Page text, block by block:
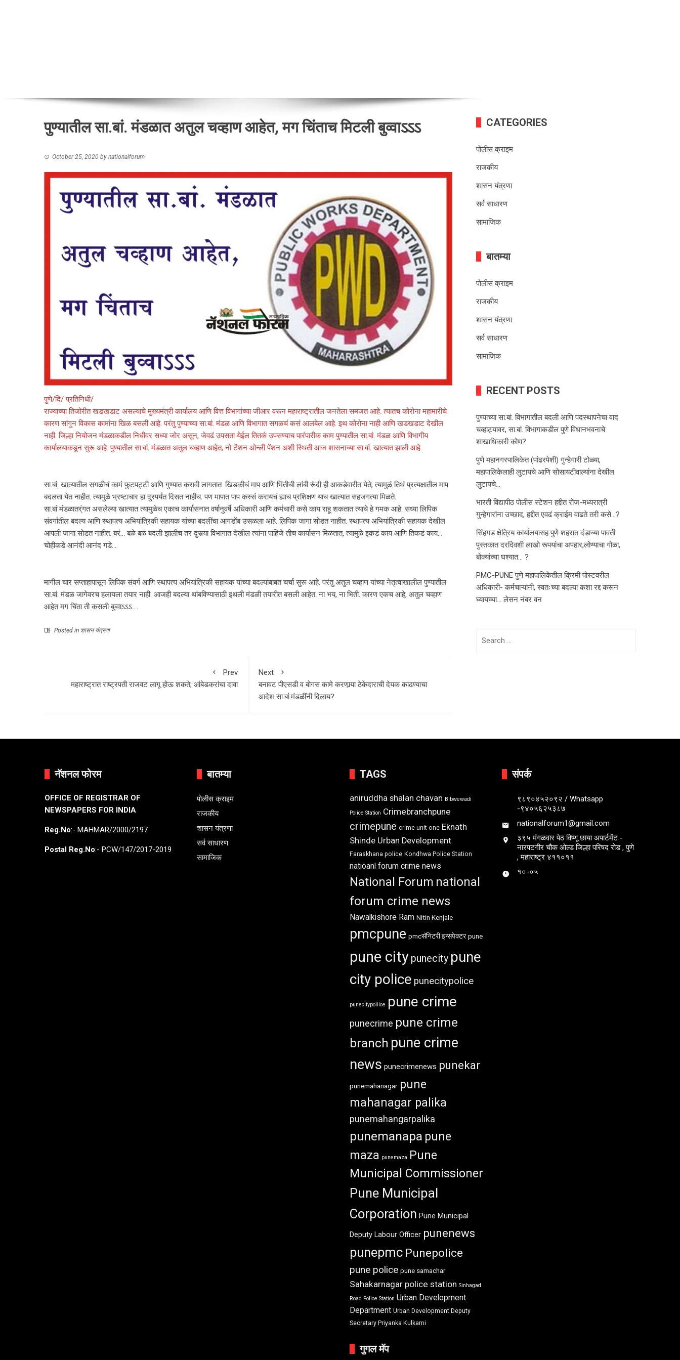
पुण्यातील सा.बां. मंडळात अतुल चव्हाण आहेत, मग चिंताच मिटली बुव्वाऽऽऽ
October 25, 2020 by nationalforum
पुणे/दि/ प्रतिनिधी/
राज्याच्या तिजोरीत खडखडाट असल्याचे मुख्यमंत्री कार्यालय आणि वित्त विभागांच्या जीआर वरून महाराष्ट्रातील जनतेला समजत आहे. त्यातच कोरोना महामारीचे
कारण सांगुन विकास कामांना खिळ बसली आहे. परंतु पुण्याच्या सा.बां. मंडळ आणि विभागात सगळचं कसं आलबेल आहे. इथ कोरोना नाही आणि खडखडाट देखील
नाही. जिल्हा नियोजन मंडळाकडील निधीवर सध्या जोर असून, जेवढं उपसता येईल तितकं उपसण्याच पारंपारीक काम पुण्यातील सा.बां. मंडळ आणि विभागीय
कार्यालयाकडून सुरू आहे. पुण्यातील सा.बां. मंडळात अतुल चव्हाण आहेत, नो टेंशन ओन्ली पेंशन अशी स्थिती आज शासनाच्या सा.बां. खात्यात झाली आहे.
सा.बां. खात्यातील सगळीचं कामं फुटपट्टी आणि गुण्यात करावी लागतात. खिडकीचं माप आणि भिंतीची लांबी रूंदी ही आकडेवारीत येते, त्यामुळं तिथं प्रत्यक्षातील माप
बदलता येत नाहीत. त्यामुळे भ्रष्टाचार हा दुरपर्यंत दिसत नाहीच. पण मापात पाप कस्सं करायचं ह्याच प्रशिक्षण याच खात्यात सहजगत्या मिळते.
सा.बां मंडळातर्ंगत असलेल्या खात्यात त्यामुळेच एकाच कार्यासनात वर्षानुवर्षे अधिकारी आणि कर्मचारी कसे काय राहू शकतात त्याचे हे गमक आहे. सध्या लिपिक
संवर्गातील बदल्य आणि स्थापत्य अभियांत्रिकी सहायक यांच्या बदलींचा आगडोंब उसळला आहे. लिपिक जागा सोडत नाहीत. स्थापत्य अभियांत्रिकी सहायक देखील
आपली जागा सोडत नाहीत. बरं… बळे बळं बदली झालीच तर दुसर्‍या विभागात देखील त्यांना पाहिजे तीच कार्यासन मिळतात, त्यामुळे इकडं काय आणि तिकडं काय…
चोहीकडे आनंदी आनंद गडे….
मागील चार सप्ताहापासून लिपिक संवर्ग आणि स्थापत्य अभियांत्रिकी सहायक यांच्या बदल्यांबाबत चर्चा सुरू आहे. परंतु अतुल चव्हाण यांच्या नेतृत्वाखालील पुण्यातील
सा.बां. मंडळ जागेवरच हलायला तयार नाही. आजही बदल्या थांबविण्यासाठी इथली मंडळी तयारीत बसली आहेत. ना भय, ना भिती. कारण एकच आहे, अतुल चव्हाण
आहेत मग चिंता ती कसली बुव्वाऽऽऽ….
Posted in शासन यंत्रणा
Prev
महाराष्ट्रात राष्ट्रपती राजवट लागू होऊ शकते; आंबेडकरांचा दावा
Next
बनावट पीएसडी व बोगस कामे करणार्‍या ठेकेदाराची देयक काढण्याचा
आदेश सा.बां.मंडळींनी दिलाय?
CATEGORIES
पोलीस क्राइम
राजकीय
शासन यंत्रणा
सर्व साधारण
सामाजिक
बातम्या
पोलीस क्राइम
राजकीय
शासन यंत्रणा
सर्व साधारण
सामाजिक
RECENT POSTS
पुण्याच्या सा.बां. विभागातील बदली आणि पदस्थापनेचा वाद
चव्हाट्यावर, सा.बां. विभागाकडील पुणे विधानभवनाचे
शाखाधिकारी कोण?
पुणे महानगरपालिकेत (पांढरपेशी) गुन्हेगारी टोळ्या,
महापालिकेलाही लुटायचे आणि सोसायटीवाल्यांना देखील
लुटायचे…
भारती विद्यापीठ पोलीस स्टेशन हद्दीत रोज-मध्यरात्री
गुन्हेगारांना उच्छाद, हद्दीत एवढं क्राईम वाढते तरी कसे…?
सिंहगड क्षेत्रिय कार्यालयासह पुणे शहरात दंडाच्या पावती
पुस्तकात दरदिवशी लाखो रूपयांचा अपहार,लोण्याचा गोळा,
बोक्यांच्या घश्यात… ?
PMC-PUNE पुणे महापालिकेतील क्रिमी पोस्टवरील
अधिकारी- कर्मचाऱ्यांनी, स्वतःच्या बदल्या कशा रद्द करून
घ्यायच्या… लेसन नंबर वन
नॅशनल फोरम
OFFICE OF REGISTRAR OF
NEWSPAPERS FOR INDIA
Reg.No:- MAHMAR/2000/2197
Postal Reg.No:- PCW/147/2017-2019
बातम्या
पोलीस क्राइम
राजकीय
शासन यंत्रणा
सर्व साधारण
सामाजिक
TAGS
aniruddha shalan chavan Bibwewadi
Police Station Crimebranchpune
crimepune crime unit one Eknath
Shinde Urban Development
Faraskhana police Kondhwa Police Station
natioanl forum crime news
National Forum national
forum crime news
Nawalkishore Ram Nitin Kenjale
pmcpune pmcसॅनिटरी इन्सपेक्टर pune
pune city punecity pune
city police punecitypolice
punecitypoliice pune crime
punecrime pune crime
branch pune crime
news punecrimenews punekar
punemahanagar pune
mahanagar palika
punemahangarpalika
punemanapa pune
maza punemaza
Pune
Municipal Commissioner
Pune Municipal
Corporation Pune Municipal
Deputy Labour Officer punenews
punepmc Punepolice
pune police pune samachar
Sahakarnagar police station Sinhagad
Road Police Station Urban Development
Department Urban Development Deputy
Secretary Priyanka Kulkarni
गुगल मॅप
संपर्क
९८९०४५२०९२ / Whatsapp
-९४०५६२५३८७
nationalforum1@gmail.com
३९५ मंगळवार पेठ विष्णू छाया अपार्टमेंट -
नारपटगीर चौक ओल्ड जिल्हा परिषद रोड , पुणे
, महाराष्ट्र ४११०११
१०-०५